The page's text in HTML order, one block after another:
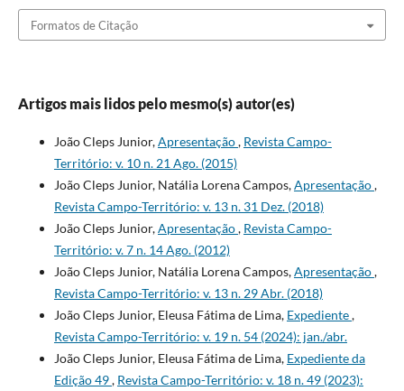
Formatos de Citação
Artigos mais lidos pelo mesmo(s) autor(es)
João Cleps Junior,Apresentação, Revista Campo-
Território: v. 10 n. 21 Ago. (2015)
João Cleps Junior, Natália Lorena Campos,Apresentação,
Revista Campo-Território: v. 13 n. 31 Dez. (2018)
João Cleps Junior,Apresentação, Revista Campo-
Território: v. 7 n. 14 Ago. (2012)
João Cleps Junior, Natália Lorena Campos,Apresentação,
Revista Campo-Território: v. 13 n. 29 Abr. (2018)
João Cleps Junior, Eleusa Fátima de Lima, Expediente,
Revista Campo-Território: v. 19 n. 54 (2024): jan./abr.
João Cleps Junior, Eleusa Fátima de Lima, Expediente da
Edição 49, Revista Campo-Território: v. 18 n. 49 (2023):